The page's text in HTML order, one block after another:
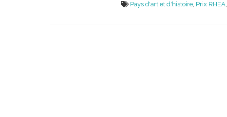
Pays d'art et d'histoire, Prix RHEA,